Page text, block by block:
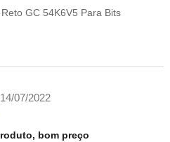
GC 54K6V5 Para Bits
14/07/2022
bom preço